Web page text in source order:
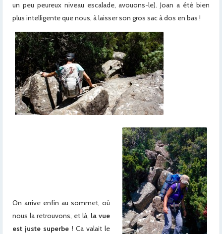
un peu peureux niveau escalade, avouons-le). Joan a été bien
plus intelligente que nous, à laisser son gros sac à dos en bas !
On arrive enfin au sommet, où
nous la retrouvons, et là, la vue
est juste superbe ! Ca valait le